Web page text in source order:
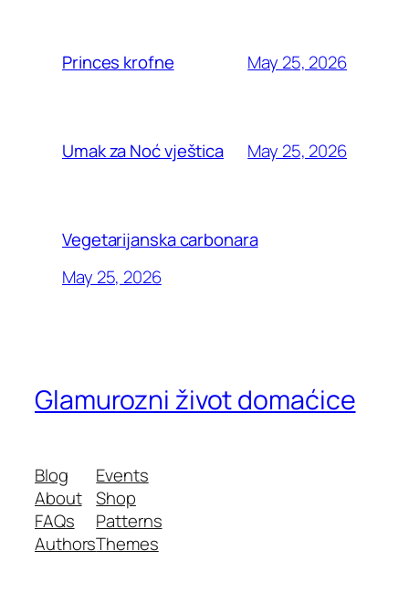
Princes krofne May 25, 2026
Umak za Noć vještica May 25, 2026
Vegetarijanska carbonara
May 25, 2026
Glamurozni život domaćice
Blog
About
FAQs
Authors
Events
Shop
Patterns
Themes